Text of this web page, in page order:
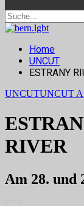
Home
UNCUT
ESTRANY
UNCUTUNCUT
RIVER
Am 28. und